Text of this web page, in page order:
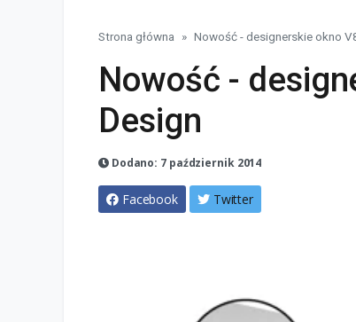
Strona główna Nowość - designerskie okno
Nowość -
Design
Dodano: 7 październik 2014
Facebook Twitter